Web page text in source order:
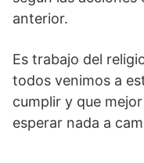
anterior.
Es trabajo del
todos venimos a
cumplir y que
esperar nada a